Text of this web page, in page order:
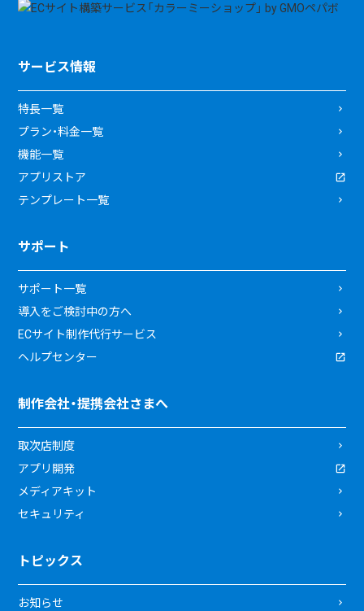
サービス情報
特長一覧
プラン・料金一覧
機能一覧
アプリストア
テンプレート一覧
サポート
サポート一覧
導入をご検討中の方へ
ECサイト制作代行サービス
ヘルプセンター
制作会社・提携会社さまへ
取次店制度
アプリ開発
メディアキット
セキュリティ
トピックス
お知らせ